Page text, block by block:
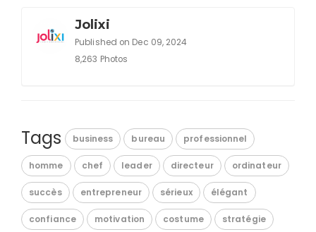
Jolixi
Published on Dec 09, 2024
8,263 Photos
Tags business bureau professionnel
homme chef leader directeur ordinateur
succès entrepreneur sérieux élégant
confiance motivation costume stratégie